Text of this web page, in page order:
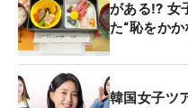
がある⁉ 女
た“恥をか
韓国女子ツ